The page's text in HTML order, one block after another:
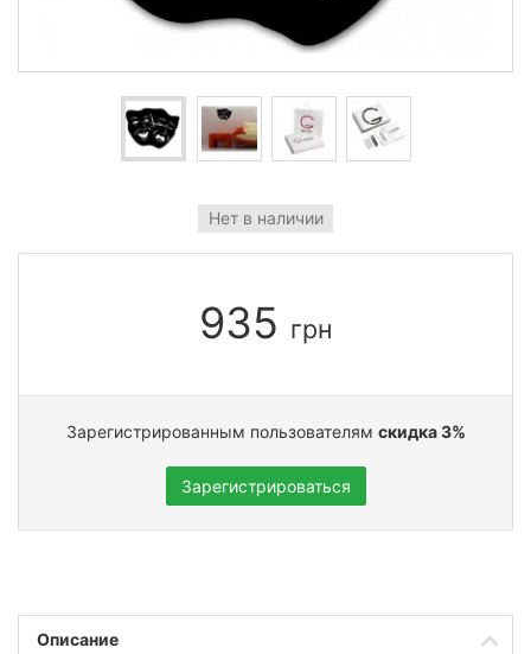
Нет в наличии
935 грн
Зарегистрированным пользователям скидка 3%
Зарегистрироваться
Описание